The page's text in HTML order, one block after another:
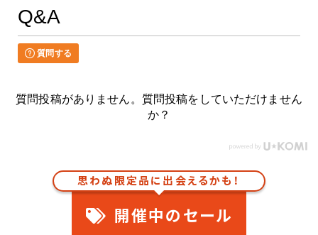
Q&A
質問する
質問投稿がありません。質問投稿をしていただけません
か？
思わぬ限定品に出会えるかも！
開催中のセール